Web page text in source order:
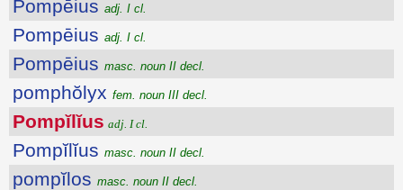
Pompēius adj. I cl.
Pompēius adj. I cl.
Pompēius masc. noun II decl.
pomphŏlyx fem. noun III decl.
Pompĭlĭus adj. I cl.
Pompĭlĭus masc. noun II decl.
pompĭlos masc. noun II decl.